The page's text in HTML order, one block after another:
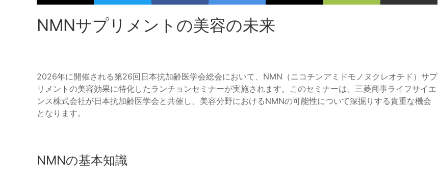
NMNサプリメントの美容の未来
2026年に開催される第26回日本抗加齢医学会総会において、NMN（ニコチンアミドモノヌクレオチド）サプ
リメントの美容効果に特化したランチョンセミナーが実施されます。このセミナーは、三菱商事ライフサイエ
ンス株式会社が日本抗加齢医学会と共催し、美容分野におけるNMNの可能性について深掘りする貴重な機会
となります。
NMNの基本知識